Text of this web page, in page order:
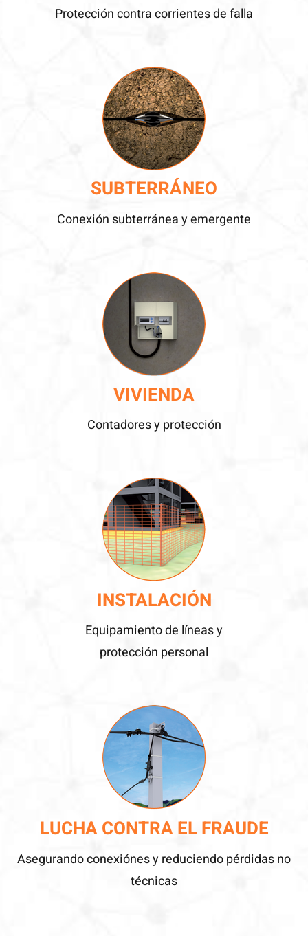
Protección contra corrientes de falla
SUBTERRÁNEO
Conexión subterránea y emergente
VIVIENDA
Contadores y protección
INSTALACIÓN
Equipamiento de líneas y
protección personal
LUCHA CONTRA EL FRAUDE
Asegurando conexiónes y reduciendo pérdidas no
técnicas